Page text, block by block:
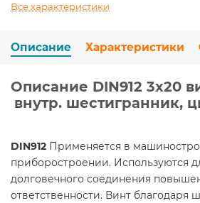
Все характеристики
Описание Характеристики
Описание DIN912 3х20
внутр. шестигранник,
DIN912 Применяется в
приборостроении. Используются
долговечного соединения
ответственности. Винт благодаря